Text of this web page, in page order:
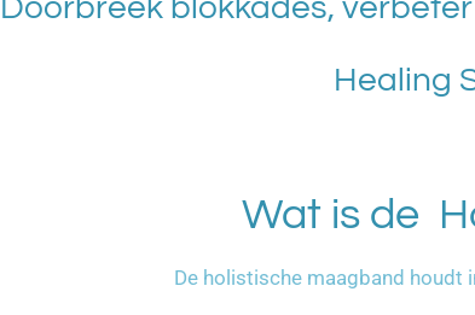
Doorbreek blokkades,
Healing
Wat is de
De holistische maagband houdt